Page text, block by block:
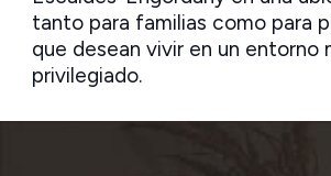
tanto para familias como para
que desean vivir en un entorno
privilegiado.